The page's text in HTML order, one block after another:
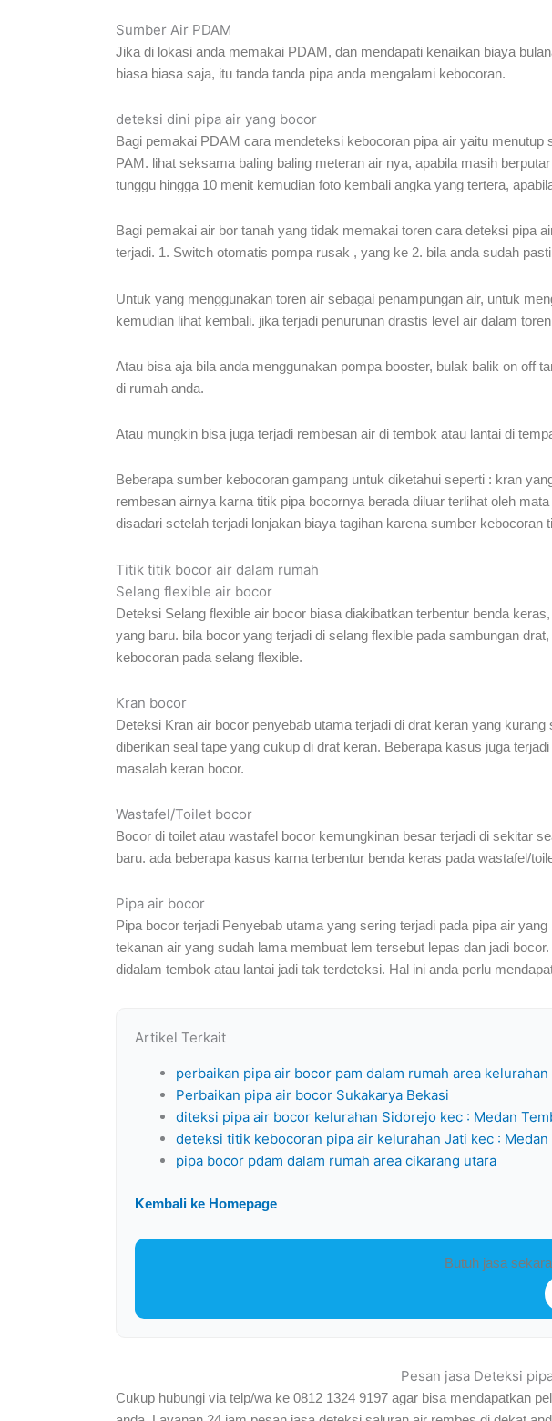
Sumber Air PDAM
Jika di lokasi anda memakai PDAM, dan mendapati kenaikan biaya
biasa biasa saja, itu tanda tanda pipa anda mengalami kebocoran.
deteksi dini pipa air yang bocor
Bagi pemakai PDAM cara mendeteksi kebocoran pipa air yaitu
PAM. lihat seksama baling baling meteran air nya, apabila masih
tunggu hingga 10 menit kemudian foto kembali angka yang tertera,
Bagi pemakai air bor tanah yang tidak memakai toren cara deteksi pipa
terjadi. 1. Switch otomatis pompa rusak , yang ke 2. bila anda sudah
Untuk yang menggunakan toren air sebagai penampungan air, untuk
kemudian lihat kembali. jika terjadi penurunan drastis level air dalam
Atau bisa aja bila anda menggunakan pompa booster, bulak balik on off
di rumah anda.
Atau mungkin bisa juga terjadi rembesan air di tembok atau lantai di
Beberapa sumber kebocoran gampang untuk diketahui seperti : kran
rembesan airnya karna titik pipa bocornya berada diluar terlihat oleh
disadari setelah terjadi lonjakan biaya tagihan karena sumber kebocoran
Titik titik bocor air dalam rumah
Selang flexible air bocor
Deteksi Selang flexible air bocor biasa diakibatkan terbentur benda
yang baru. bila bocor yang terjadi di selang flexible pada sambungan
kebocoran pada selang flexible.
Kran bocor
Deteksi Kran air bocor penyebab utama terjadi di drat keran yang
diberikan seal tape yang cukup di drat keran. Beberapa kasus juga
masalah keran bocor.
Wastafel/Toilet bocor
Bocor di toilet atau wastafel bocor kemungkinan besar terjadi di sekitar
baru. ada beberapa kasus karna terbentur benda keras pada wastafel/
Pipa air bocor
Pipa bocor terjadi Penyebab utama yang sering terjadi pada pipa air
tekanan air yang sudah lama membuat lem tersebut lepas dan jadi
didalam tembok atau lantai jadi tak terdeteksi. Hal ini anda perlu
Artikel Terkait
perbaikan pipa air bocor pam dalam rumah area
Perbaikan pipa air bocor Sukakarya Bekasi
diteksi pipa air bocor kelurahan Sidorejo kec : Medan
deteksi titik kebocoran pipa air kelurahan Jati kec : Medan
pipa bocor pdam dalam rumah area cikarang utara
Kembali ke Homepage
Butuh jasa
Pesan jasa Deteksi
Cukup hubungi via telp/wa ke 0812 1324 9197 agar bisa mendapatkan